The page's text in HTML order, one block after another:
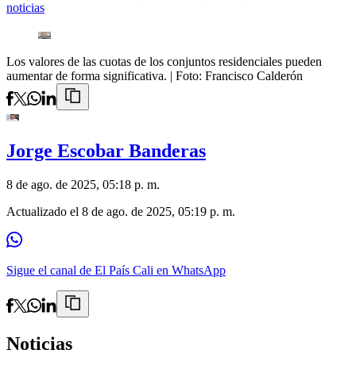
noticias
Los valores de las cuotas de los conjuntos residenciales pueden
aumentar de forma significativa. | Foto: Francisco Calderón
Jorge Escobar Banderas
8 de ago. de 2025, 05:18 p. m.
Actualizado el 8 de ago. de 2025, 05:19 p. m.
Sigue el canal de El País Cali en WhatsApp
Noticias